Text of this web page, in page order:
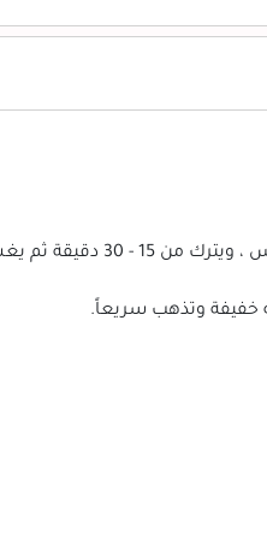
دقيقة ثم يغسل.
خفيفة وتذهب سريعاً.